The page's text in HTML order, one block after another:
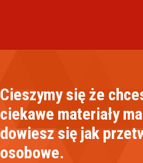
Cieszymy się że
ciekawe materiały
dowiesz się jak
osobowe.